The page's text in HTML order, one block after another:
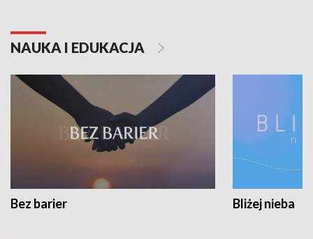
NAUKA I EDUKACJA
Bez barier Bliżej nieba